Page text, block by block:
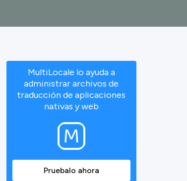
MultiLocale lo ayuda a
administrar archivos de
traducción de aplicaciones
nativas y web
Pruebalo ahora